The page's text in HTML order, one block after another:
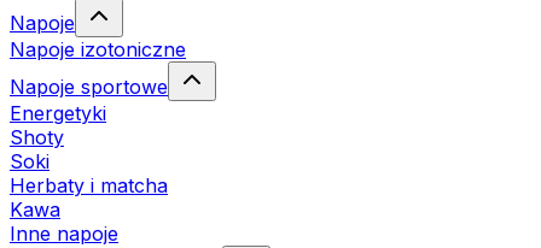
Napoje
Napoje izotoniczne
Napoje sportowe
Energetyki
Shoty
Soki
Herbaty i matcha
Kawa
Inne napoje